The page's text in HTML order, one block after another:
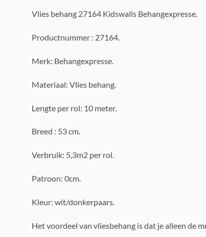
Vlies behang 27164 Kidswalls Behangexpresse.
Productnummer : 27164.
Merk: Behangexpresse.
Materiaal: Vlies behang.
Lengte per rol: 10 meter.
Breed : 53 cm.
Verbruik: 5,3m2 per rol.
Patroon: 0cm.
Kleur: wit/donkerpaars.
Het voordeel van vliesbehang is dat je alleen de